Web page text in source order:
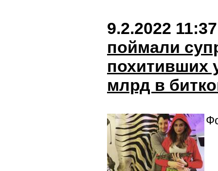
9.2.2022 11:37
поймали
похитивших
млрд в